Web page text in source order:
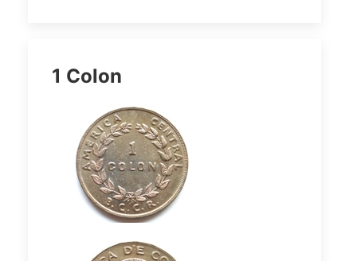
1 Colon